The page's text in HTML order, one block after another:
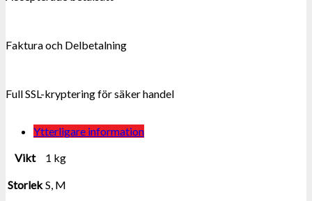
Faktura och Delbetalning
Full SSL-kryptering för säker handel
Ytterligare information
Vikt
1 kg
Storlek S, M